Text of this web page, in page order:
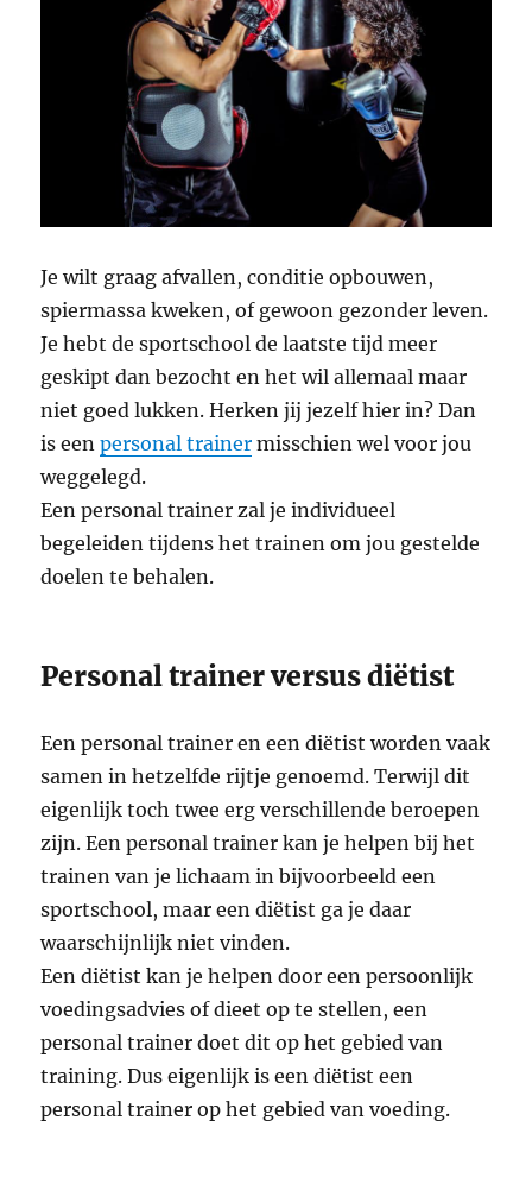
Je wilt graag afvallen, conditie opbouwen,
spiermassa kweken, of gewoon gezonder leven.
Je hebt de sportschool de laatste tijd meer
geskipt dan bezocht en het wil allemaal maar
niet goed lukken. Herken jij jezelf hier in? Dan
is eenpersonal trainer misschien wel voor jou
weggelegd.
Een personal trainer zal je individueel
begeleiden tijdens het trainen om jou gestelde
doelen te behalen.
Personal trainer versus diëtist
Een personal trainer en een diëtist worden vaak
samen in hetzelfde rijtje genoemd. Terwijl dit
eigenlijk toch twee erg verschillende beroepen
zijn. Een personal trainer kan je helpen bij het
trainen van je lichaam in bijvoorbeeld een
sportschool, maar een diëtist ga je daar
waarschijnlijk niet vinden.
Een diëtist kan je helpen door een persoonlijk
voedingsadvies of dieet op te stellen, een
personal trainer doet dit op het gebied van
training. Dus eigenlijk is een diëtist een
personal trainer op het gebied van voeding.